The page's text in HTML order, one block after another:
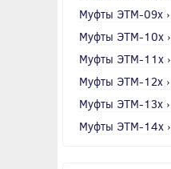
Муфты ЭТМ-09x ›
Муфты ЭТМ-10x ›
Муфты ЭТМ-11x ›
Муфты ЭТМ-12x ›
Муфты ЭТМ-13x ›
Муфты ЭТМ-14x ›